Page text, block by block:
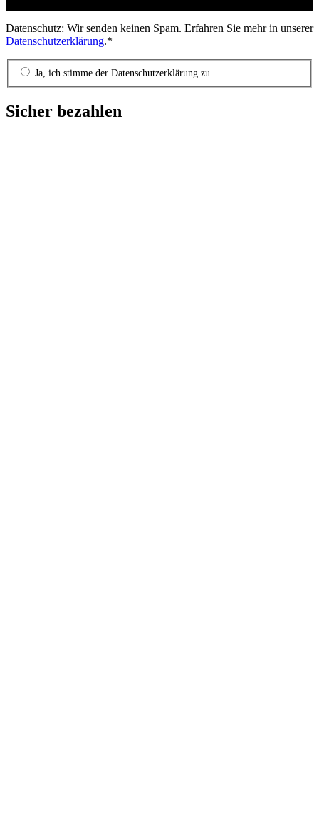
Datenschutz: Wir senden keinen Spam. Erfahren Sie mehr in unserer
Datenschutzerklärung.*
Ja, ich stimme der Datenschutzerklärung zu.
Sicher bezahlen